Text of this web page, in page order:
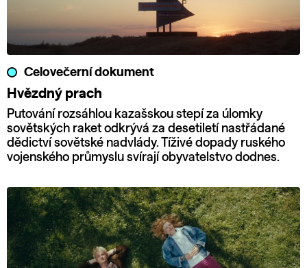
Celovečerní dokument
Hvězdný prach
Putování rozsáhlou kazašskou stepí za úlomky
sovětských raket odkrývá za desetiletí nastřádané
dědictví sovětské nadvlády. Tíživé dopady ruského
vojenského průmyslu svírají obyvatelstvo dodnes.